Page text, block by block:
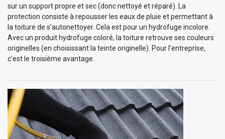
sur un support propre et sec (donc nettoyé et réparé). La
protection consiste à repousser les eaux de pluie et permettant à
la toiture de s’autonettoyer. Cela est pour un hydrofuge incolore.
Avec un produit hydrofuge coloré, la toiture retrouve ses couleurs
originelles (en choisissant la teinte originelle). Pour l’entreprise,
c’est le troisième avantage.